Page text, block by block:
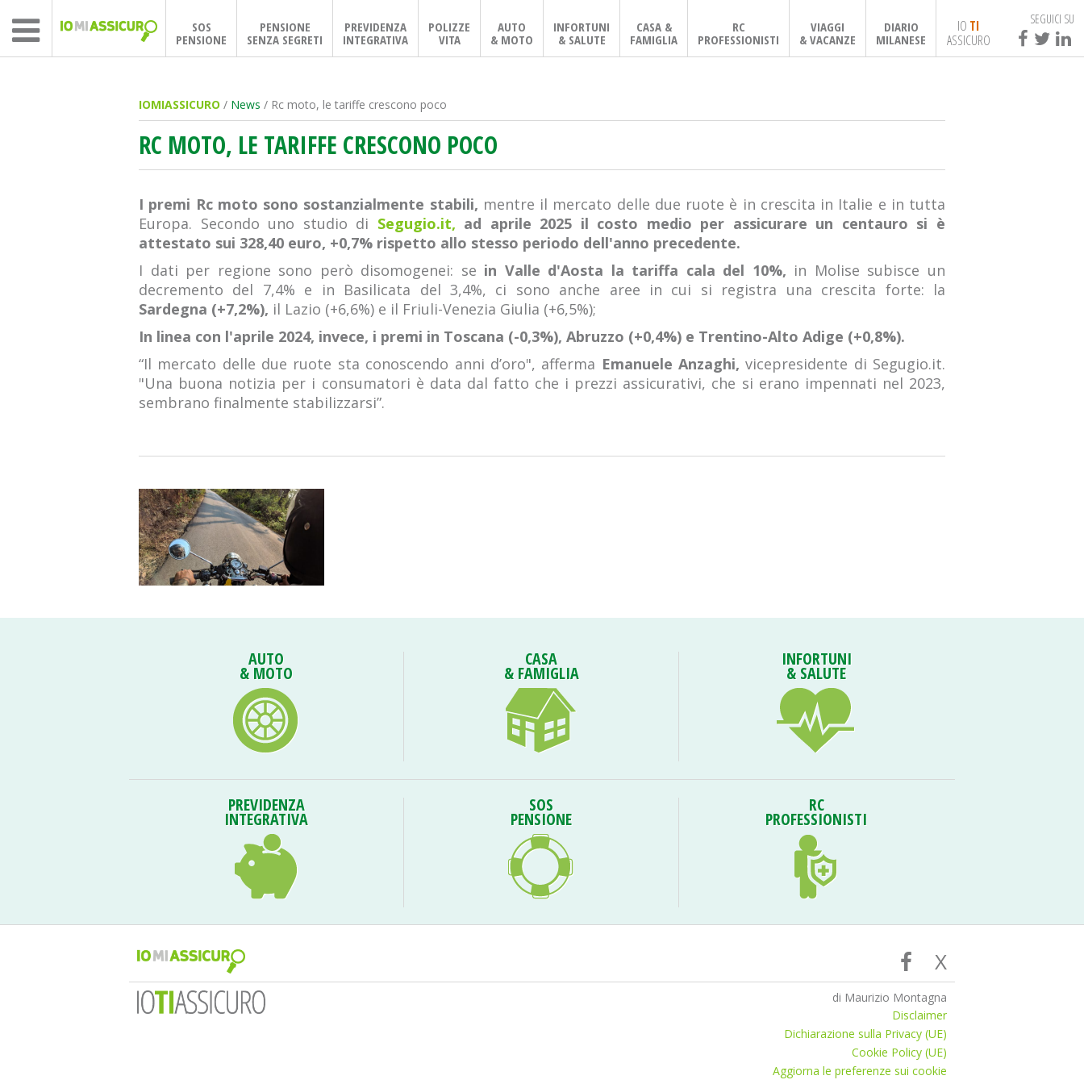
SOS
PENSIONE
PENSIONE
SENZA SEGRETI
PREVIDENZA
INTEGRATIVA
POLIZZE
VITA
AUTO
& MOTO
INFORTUNI
& SALUTE
CASA &
FAMIGLIA
RC
PROFESSIONISTI
VIAGGI
& VACANZE
DIARIO
MILANESE
IO TI
ASSICURO
SEGUICI SU
IOMIASSICURO / News / Rc moto, le tariffe crescono poco
RC MOTO, LE TARIFFE CRESCONO POCO
I premi Rc moto sono sostanzialmente stabili, mentre il mercato delle due ruote è in crescita in Italie e in tutta
Europa. Secondo uno studio di Segugio.it, ad aprile 2025 il costo medio per assicurare un centauro si è
attestato sui 328,40 euro, +0,7% rispetto allo stesso periodo dell'anno precedente.
I dati per regione sono però disomogenei: se in Valle d'Aosta la tariffa cala del 10%, in Molise subisce un
decremento del 7,4% e in Basilicata del 3,4%, ci sono anche aree in cui si registra una crescita forte: la
Sardegna (+7,2%), il Lazio (+6,6%) e il Friuli-Venezia Giulia (+6,5%);
In linea con l'aprile 2024, invece, i premi in Toscana (-0,3%), Abruzzo (+0,4%) e Trentino-Alto Adige (+0,8%).
“Il mercato delle due ruote sta conoscendo anni d’oro", afferma Emanuele Anzaghi,vicepresidente di Segugio.it.
"Una buona notizia per i consumatori è data dal fatto che i prezzi assicurativi, che si erano impennati nel 2023,
sembrano finalmente stabilizzarsi”.
AUTO
& MOTO
CASA
& FAMIGLIA
INFORTUNI
& SALUTE
PREVIDENZA
INTEGRATIVA
SOS
PENSIONE
RC
PROFESSIONISTI
X
di Maurizio Montagna
Disclaimer
Dichiarazione sulla Privacy (UE)
Cookie Policy (UE)
Aggiorna le preferenze sui cookie